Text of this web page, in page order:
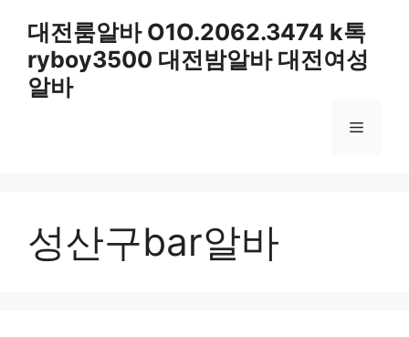
대전룸알바 O1O.2062.3474 k톡
ryboy3500 대전밤알바 대전여성
알바
메
성산구bar알바